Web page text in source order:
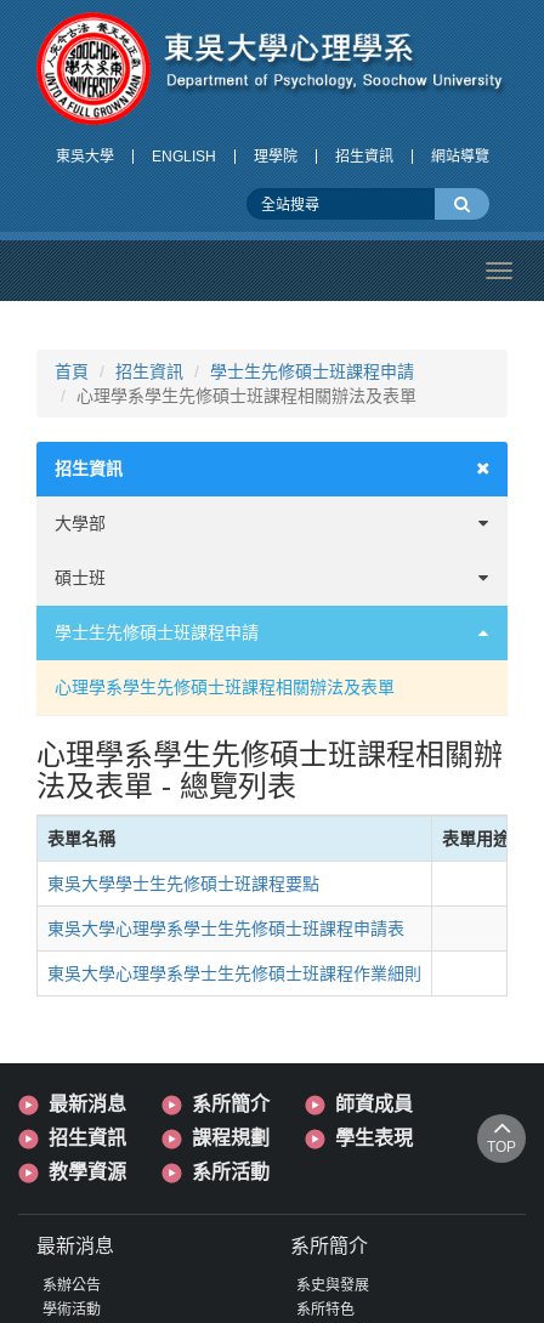
東吳大學 ENGLISH 理學院 招生資訊 網站導覽
首頁 招生資訊
學士生先修碩士班課程申請
心理學系學生先修碩士班課程相關辦法及表單
招生資訊
大學部
轉學
轉系
抵免須知
碩士班
甄試
考試
學士生先修碩士班課程申請
心理學系學生先修碩士班課程相關辦法及表單
心理學系學生先修碩士班課程相關辦
法及表單 - 總覽列表
表單名稱 表單用途
東吳大學學士生先修碩士班課程要點
東吳大學心理學系學士生先修碩士班課程申請表
東吳大學心理學系學士生先修碩士班課程作業細則
最新消息 系所簡介
師資成員
招生資訊
課程規劃
學生表現
教學資源
系所活動
TOP
最新消息
系辦公告
學術活動
系所簡介
系史與發展
系所特色